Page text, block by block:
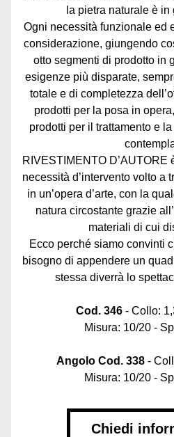
la pietra naturale è in
Ogni necessità funzionale ed
considerazione, giungendo
otto segmenti di prodotto in
esigenze più disparate,
totale e di completezza
prodotti per la posa in
prodotti per il trattamento e
RIVESTIMENTO D’AUTORE
necessità d’intervento volto a
in un’opera d’arte, con la
natura circostante grazie
materiali di cui
Ecco perché siamo convinti
bisogno di appendere un
stessa diverrà lo
Cod. 346 - Collo:
Misura: 10/20 -
Angolo Cod. 338 -
Misura: 10/20 -
Chiedi